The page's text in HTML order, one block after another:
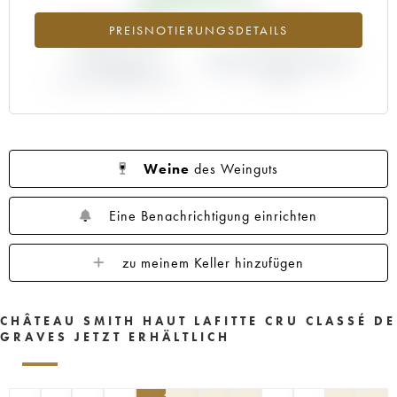
1953 1952 1950
PREISNOTIERUNGSDETAILS
+166.79% -9.37%
Weine des Weinguts
Eine Benachrichtigung einrichten
zu meinem Keller hinzufügen
CHÂTEAU SMITH HAUT LAFITTE CRU CLASSÉ DE
GRAVES JETZT ERHÄLTLICH